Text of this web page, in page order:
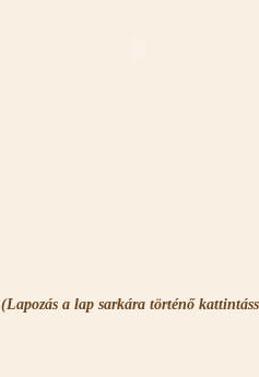
(Lapozás a lap sarkára történő